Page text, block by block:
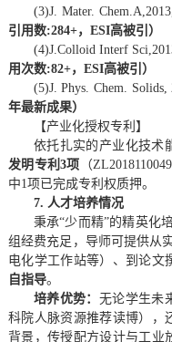
(3)J. Mater. Chem.A
引用数:284+，ESI高被引）
(4)J.Colloid Interf Sci
用次数:82+，ESI高被引）
(5)J. Phys. Chem. Solids,
年最新成果）
【产业化授权专利】
依托扎实的产业化技术
发明专利3项 （
中1项已完成专利权质押。
7. 人才培养情况
秉承“少而精”的精英化
组经费充足，导师可提供从
电化学工作站等）、到论文
自指导。
培养优势： 无论学生未
科院人脉资源推荐读博），
背景，传授配方设计与工业